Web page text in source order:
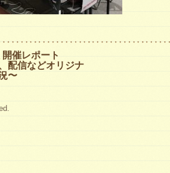
ン
ル
（画
催レポート
配信などオリジナ
〜